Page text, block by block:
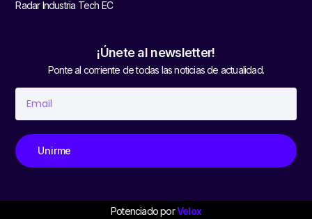
Radar Industria Tech EC
¡Únete al newsletter!
Ponte al corriente de todas las noticias de actualidad.
Unirme
Potenciado porVelox